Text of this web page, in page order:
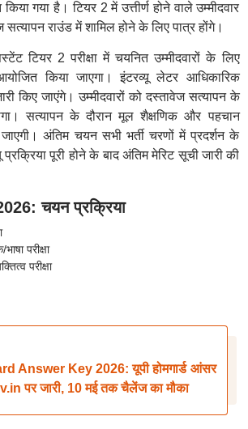
गया है। टियर 2 में उत्तीर्ण होने वाले उम्मीदवार
राउंड में शामिल होने के लिए पात्र होंगे।
टियर 2 परीक्षा में चयनित उम्मीदवारों के लिए
किया जाएगा। इंटरव्यू लेटर आधिकारिक
किए जाएंगे। उम्मीदवारों को दस्तावेज सत्यापन के
सत्यापन के दौरान मूल शैक्षणिक और पहचान
अंतिम चयन सभी भर्ती चरणों में प्रदर्शन के
पूरी होने के बाद अंतिम मेरिट सूची जारी की
चयन प्रक्रिया
परीक्षा
परीक्षा
Answer Key 2026: यूपी होमगार्ड आंसर
पर जारी, 10 मई तक चैलेंज का मौका